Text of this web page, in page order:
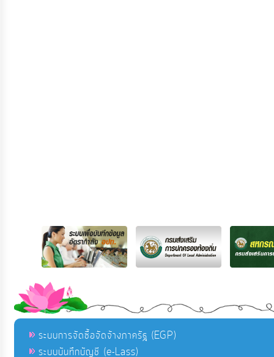
ระบบการจัดซื้อจัดจ้างภาครัฐ (EGP)
ระบบบันทึกบัญชี (e-Lass)